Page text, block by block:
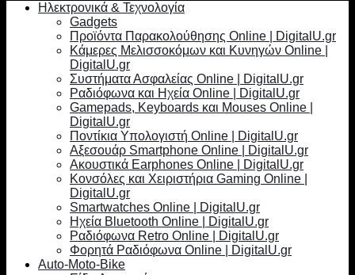
Ηλεκτρονικά & Τεχνολογία
Gadgets
Προϊόντα Παρακολούθησης Online | DigitalU.gr
Κάμερες Μελισσοκόμων και Κυνηγών Online |
DigitalU.gr
Συστήματα Ασφαλείας Online | DigitalU.gr
Ραδιόφωνα και Ηχεία Online | DigitalU.gr
Gamepads, Keyboards και Mouses Online |
DigitalU.gr
Ποντίκια Υπολογιστή Online | DigitalU.gr
Αξεσουάρ Smartphone Online | DigitalU.gr
Ακουστικά Earphones Online | DigitalU.gr
Κονσόλες και Χειριστήρια Gaming Online |
DigitalU.gr
Smartwatches Online | DigitalU.gr
Ηχεία Bluetooth Online | DigitalU.gr
Ραδιόφωνα Retro Online | DigitalU.gr
Φορητά Ραδιόφωνα Online | DigitalU.gr
Auto-Moto-Bike